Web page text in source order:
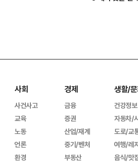
사회
사건사고
교육
노동
언론
환경
경제
금융
증권
산업/재계
중기/벤처
부동산
생활/
건강정보
자동차/
도로/교
여행/레
음식/맛